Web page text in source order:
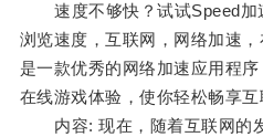
速度不够快？试试Speed加
浏览速度，互联网，网络加速
是一款优秀的网络加速应用程
在线游戏体验，使你轻松畅享互
内容: 现在，随着互联网的